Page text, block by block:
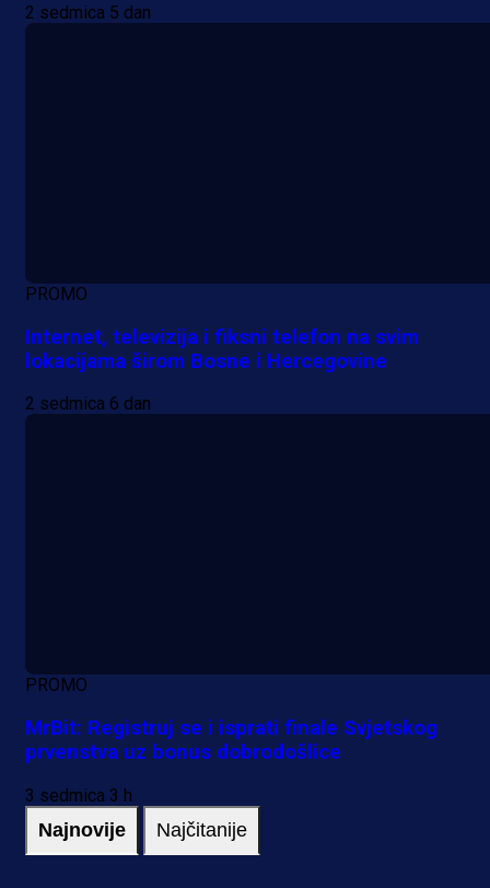
2 sedmica 5 dan
PROMO
Internet, televizija i fiksni telefon na svim
lokacijama širom Bosne i Hercegovine
2 sedmica 6 dan
PROMO
MrBit: Registruj se i isprati finale Svjetskog
prvenstva uz bonus dobrodošlice
3 sedmica 3 h
Najnovije Najčitanije